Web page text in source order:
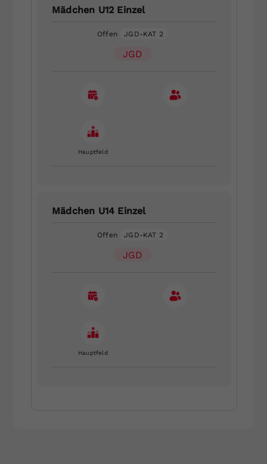
Mädchen U12 Einzel
Offen JGD-KAT 2
JGD
Hauptfeld
Mädchen U14 Einzel
Offen JGD-KAT 2
JGD
Hauptfeld